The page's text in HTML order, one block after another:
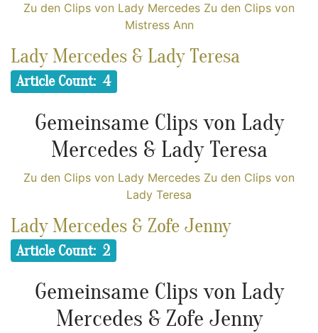
Zu den Clips von Lady Mercedes Zu den Clips von
Mistress Ann
Lady Mercedes & Lady Teresa
Article Count: 4
Gemeinsame Clips von Lady
Mercedes & Lady Teresa
Zu den Clips von Lady Mercedes Zu den Clips von
Lady Teresa
Lady Mercedes & Zofe Jenny
Article Count: 2
Gemeinsame Clips von Lady
Mercedes & Zofe Jenny